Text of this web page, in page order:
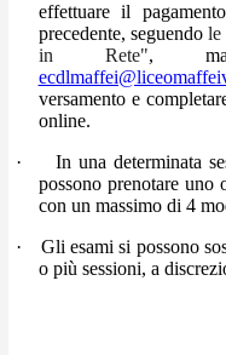
effettuare il
precedente, seguendo le
in Rete",
versamento e
online.
·
In una determinata
possono prenotare uno
con un massimo di 4
·
Gli esami si possono
o più sessioni, a